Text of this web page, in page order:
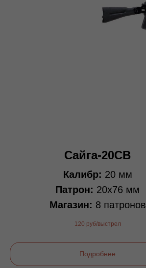
Сайга-20СВ
Калибр: 20 мм
Патрон: 20х76 мм
Магазин: 8 патронов
120 руб/выстрел
Подробнее